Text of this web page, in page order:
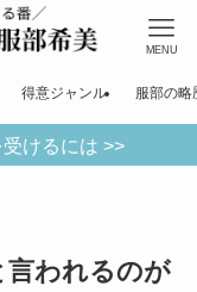
MENU
得意ジャンル 服部の略
けるには >>
言われるのが